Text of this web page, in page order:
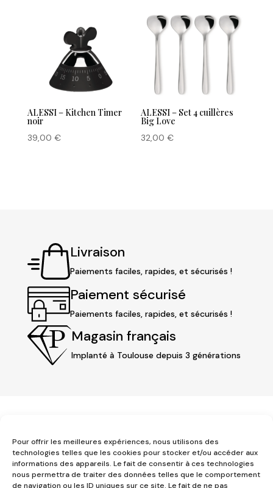
Pour offrir les meilleures expériences, nous utilisons des
technologies telles que les cookies pour stocker et/ou accéder aux
informations des appareils. Le fait de consentir à ces technologies
nous permettra de traiter des données telles que le comportement
de navigation ou les ID uniques sur ce site. Le fait de ne pas
ALESSI – Kitchen Timer
noir
39,00 €
ALESSI – Set 4 cuillères
Big Love
32,00€
Livraison
Paiements faciles, rapides, et sécurisés !
Paiement sécurisé
Paiements faciles, rapides, et sécurisés !
Magasin français
Implanté à Toulouse depuis 3 générations
3 place Jeanne d'Arc